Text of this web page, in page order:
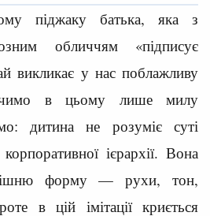
піджаку батька, яка з
обличчям «підписує
викликає у нас поблажливу
в цьому лише милу
дитина не розуміє суті
ієрархії. Вона
форму — рухи, тон,
в цій імітації криється